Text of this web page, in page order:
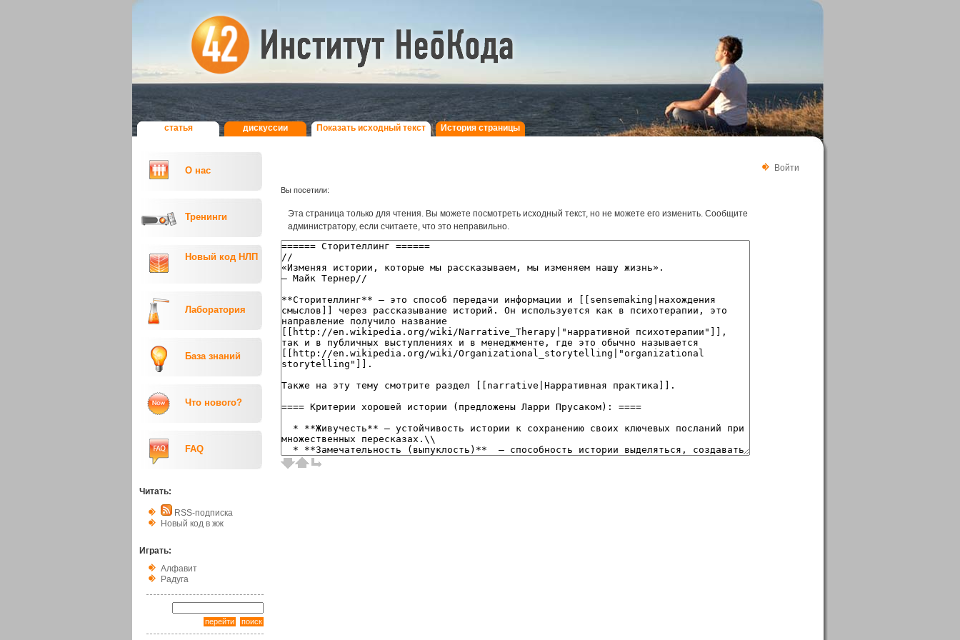
статья дискуcсии Показать исходный текст История страницы
Войти
Вы посетили:
Эта страница только для чтения. Вы можете посмотреть исходный текст, но не можете его изменить. Сообщите
администратору, если считаете, что это неправильно.
О нас
Тренинги
Новый код НЛП
Лаборатория
База знаний
Что нового?
FAQ
Читать:
RSS-подписка
Новый код в жж
Играть:
Алфавит
Радуга